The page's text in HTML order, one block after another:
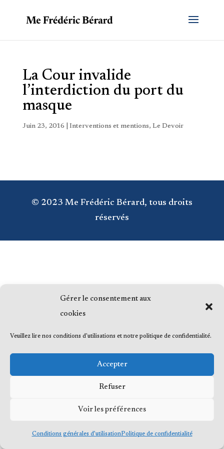
Gérer le consentement aux
cookies
Veuillez lire nos conditions d'utilisations et notre politique de confidentialité.
Accepter
Refuser
Voir les préférences
Conditions générales d’utilisationPolitique de confidentialité
La Cour invalide
l’interdiction du port du
masque
Juin 23, 2016 Interventions et mentions, Le Devoir
© 2023 Me Frédéric Bérard, tous droits
réservés